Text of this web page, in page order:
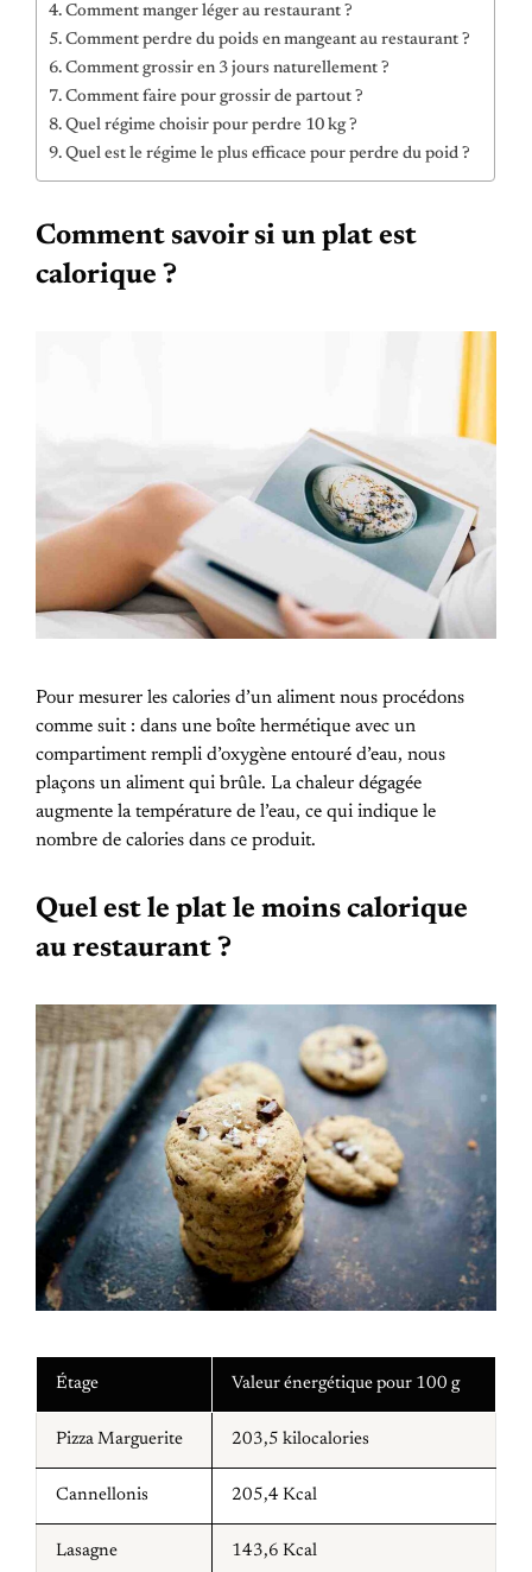
Comment manger léger au restaurant ?
Comment perdre du poids en mangeant au restaurant ?
Comment grossir en 3 jours naturellement ?
Comment faire pour grossir de partout ?
Quel régime choisir pour perdre 10 kg ?
Quel est le régime le plus efficace pour perdre du poid ?
Comment savoir si un plat est
calorique ?
Pour mesurer les calories d’un aliment nous procédons
comme suit : dans une boîte hermétique avec un
compartiment rempli d’oxygène entouré d’eau, nous
plaçons un aliment qui brûle. La chaleur dégagée
augmente la température de l’eau, ce qui indique le
nombre de calories dans ce produit.
Quel est le plat le moins calorique
au restaurant ?
Étage Valeur énergétique pour 100 g
Pizza Marguerite 203,5 kilocalories
Cannellonis 205,4 Kcal
Lasagne 143,6 Kcal